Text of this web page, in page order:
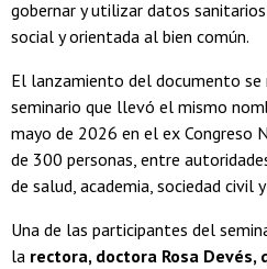
gobernar y utilizar datos
social y orientada al bien común.
El lanzamiento del documento
seminario que llevó el mismo
mayo de 2026 en el ex Congreso
de 300 personas, entre
de salud, academia, sociedad civil
Una de las participantes del
la rectora, doctora Rosa Devés,